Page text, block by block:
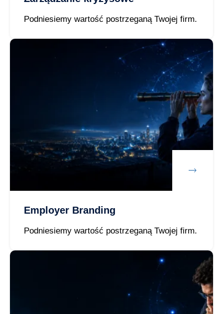
Podniesiemy wartość postrzeganą Twojej firm.
Employer Branding
Podniesiemy wartość postrzeganą Twojej firm.